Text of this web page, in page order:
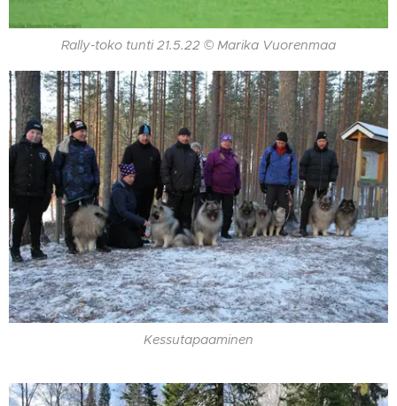
Rally-toko tunti 21.5.22 © Marika Vuorenmaa
Kessutapaaminen